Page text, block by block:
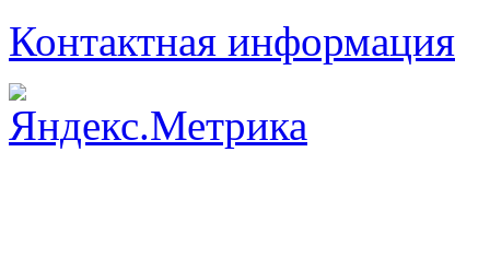
Контактная информация